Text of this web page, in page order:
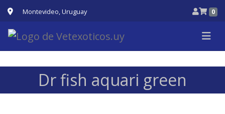
Montevideo, Uruguay 0
Dr fish aquari green